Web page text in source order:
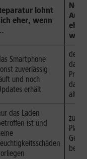
lohnt
eher, wenn
eher
Smartphone
zuverlässig
und noch
erhält
der
das
das
alt ist
das Laden
ist und